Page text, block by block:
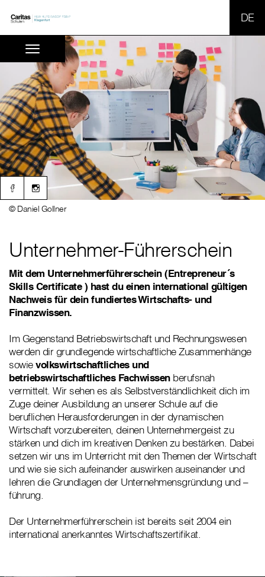
Unternehmer-Führerschein
© Daniel Gollner
Mit dem Unternehmerführerschein (Entrepreneur´s
Skills Certificate ) hast du einen international gültigen
Nachweis für dein fundiertes Wirtschafts- und
Finanzwissen.
Im Gegenstand Betriebswirtschaft und Rechnungswesen
werden dir grundlegende wirtschaftliche Zusammenhänge
sowievolkswirtschaftliches und
betriebswirtschaftliches Fachwissenberufsnah
vermittelt. Wir sehen es als Selbstverständlichkeit dich im
Zuge deiner Ausbildung an unserer Schule auf die
beruflichen Herausforderungen in der dynamischen
Wirtschaft vorzubereiten, deinen Unternehmergeist zu
stärken und dich im kreativen Denken zu bestärken. Dabei
setzen wir uns im Unterricht mit den Themen der Wirtschaft
und wie sie sich aufeinander auswirken auseinander und
lehren die Grundlagen der Unternehmensgründung und –
führung.
Der Unternehmerführerschein ist bereits seit 2004 ein
international anerkanntes Wirtschaftszertifikat.